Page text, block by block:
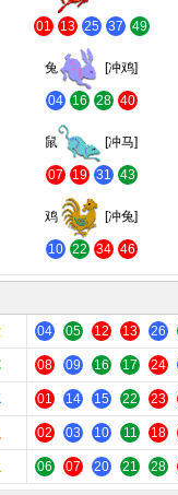
01 13 25 37 49
兔 [冲鸡]
04 16 28 40
鼠 [冲马]
07 19 31 43
鸡 [冲兔]
10 22 34 46
04 05 12 13 26
08 09 16 17 24
01 14 15 22 23
02 03 10 11 18
06 07 20 21 28